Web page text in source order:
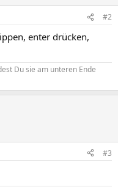
#2
enter drücken,
Du sie am unteren Ende
#3